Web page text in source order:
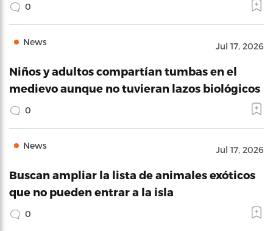
0
News Jul 17, 2026
Niños y adultos compartían tumbas en el
medievo aunque no tuvieran lazos biológicos
0
News Jul 17, 2026
Buscan ampliar la lista de animales exóticos
que no pueden entrar a la isla
0